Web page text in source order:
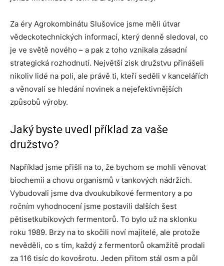
Za éry Agrokombinátu Slušovice jsme měli útvar
vědeckotechnických informací, který denně sledoval, co
je ve světě nového – a pak z toho vznikala zásadní
strategická rozhodnutí. Největší zisk družstvu přinášeli
nikoliv lidé na poli, ale právě ti, kteří seděli v kancelářích
a věnovali se hledání novinek a nejefektivnějších
způsobů výroby.
Jaký byste uvedl příklad za vaše
družstvo?
Například jsme přišli na to, že bychom se mohli věnovat
biochemii a chovu organismů v tankových nádržích.
Vybudovali jsme dva dvoukubíkové fermentory a po
ročním vyhodnocení jsme postavili dalších šest
pětisetkubíkových fermentorů. To bylo už na sklonku
roku 1989. Brzy na to skočili noví majitelé, ale protože
nevěděli, co s tím, každý z fermentorů okamžitě prodali
za 116 tisíc do kovošrotu. Jeden přitom stál osm a půl